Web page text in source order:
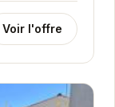
Voir l'offre